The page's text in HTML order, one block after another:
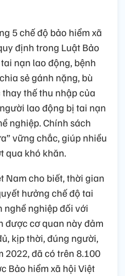
5 chế độ bảo hiểm xã
định trong Luật Bảo
nạn lao động, bệnh
sẻ gánh nặng, bù
thế thu nhập của
lao động bị tai nạn
nghiệp. Chính sách
vững chắc, giúp nhiều
qua khó khăn.
Nam cho biết, thời gian
hưởng chế độ tai
nghề nghiệp đối với
được cơ quan này đảm
kịp thời, đúng người,
2022, đã có trên 8.100
Bảo hiểm xã hội Việt